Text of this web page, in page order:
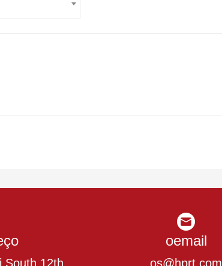
South 12th
oemail
os@hprt.com